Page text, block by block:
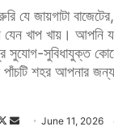
যে জায়গাটা
যেন খাপ খায়। আপনি
সুযোগ-সুবিধাযুক্ত
পাঁচটি শহর আপনার
F
June 11, 2026